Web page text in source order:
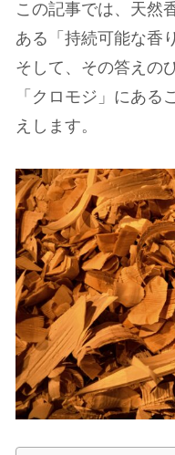
この記事では、天然
ある「持続可能な香
そして、その答えの
「クロモジ」にある
えします。